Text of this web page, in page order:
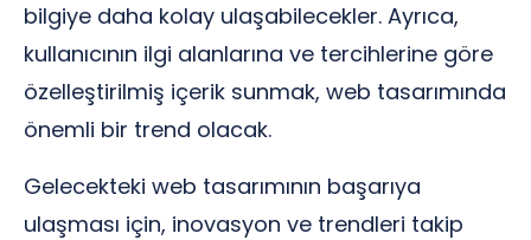
bilgiye daha kolay ulaşabilecekler. Ayrıca,
kullanıcının ilgi alanlarına ve tercihlerine göre
özelleştirilmiş içerik sunmak, web tasarımında
önemli bir trend olacak.
Gelecekteki web tasarımının başarıya
ulaşması için, inovasyon ve trendleri takip